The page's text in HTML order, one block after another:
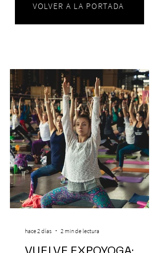
VOLVER A LA PORTADA
hace 2 días 2 min de lectura